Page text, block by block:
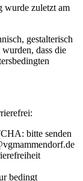
wurde zuletzt am
gestalterisch
dass die
bitte senden
bedingt